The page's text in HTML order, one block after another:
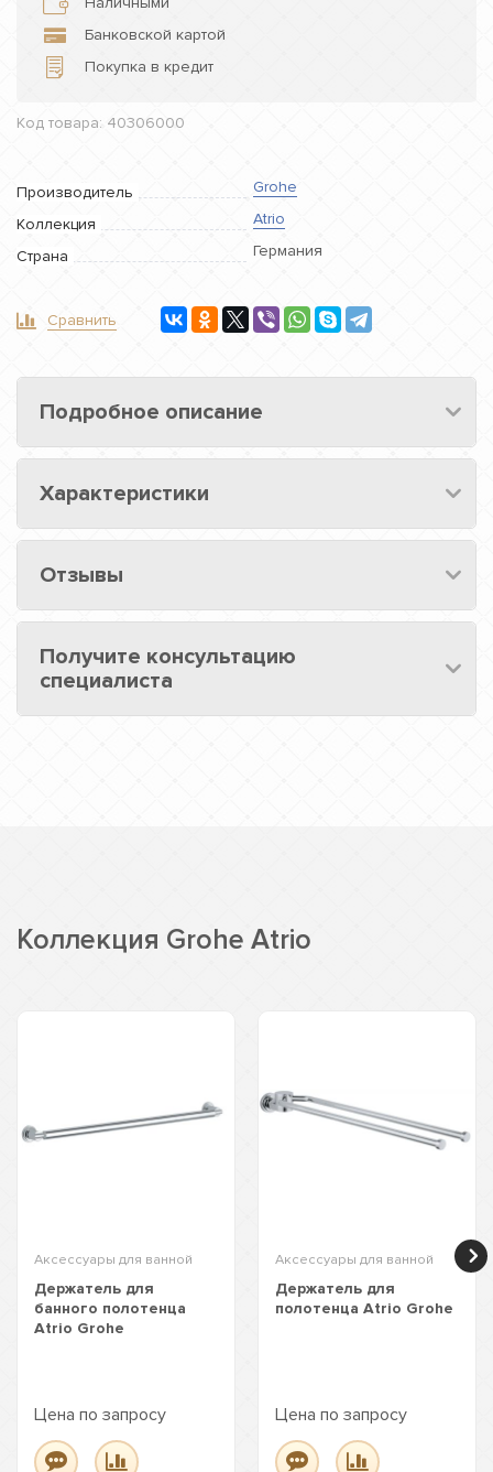
Банковской картой
Покупка в кредит
Код товара: 40306000
Производитель
Grohe
Коллекция
Atrio
Страна
Германия
Сравнить
Подробное описание
Характеристики
Отзывы
Получите консультацию
специалиста
Коллекция Grohe Atrio
Аксессуары для ванной
Держатель для
банного полотенца
Atrio Grohe
Цена по запросу
Аксессуары для ванной
Держатель для
полотенца Atrio Grohe
Цена по запросу